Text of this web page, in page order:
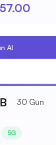
Al
30 Gün
5G